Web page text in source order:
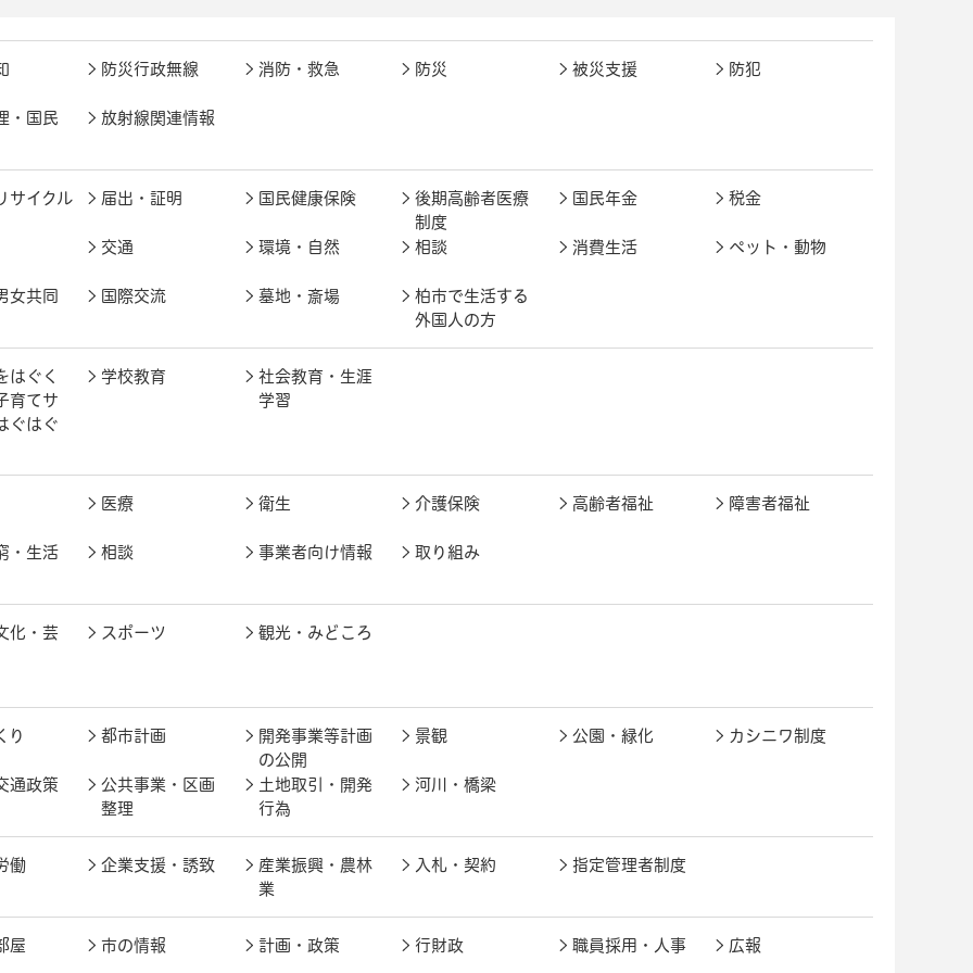
防災行政無線 消防・救急 防災 被災支援 防犯
・国民 放射線関連情報
サイクル 届出・証明 国民健康保険
後期高齢者医療
制度
国民年金 税金
交通 環境・自然 相談 消費生活 ペット・動物
女共同 国際交流 墓地・斎場
柏市で生活する
外国人の方
はぐく
育てサ
はぐ
学校教育
社会教育・生涯
学習
医療 衛生 介護保険 高齢者福祉 障害者福祉
・生活 相談 事業者向け情報 取り組み
化・芸 スポーツ 観光・みどころ
り 都市計画
開発事業等計画
の公開
景観 公園・緑化 カシニワ制度
通政策
公共事業・区画
整理
土地取引・開発
行為
河川・橋梁
働 企業支援・誘致
産業振興・農林
業
入札・契約 指定管理者制度
屋 市の情報 計画・政策 行財政 職員採用・人事 広報